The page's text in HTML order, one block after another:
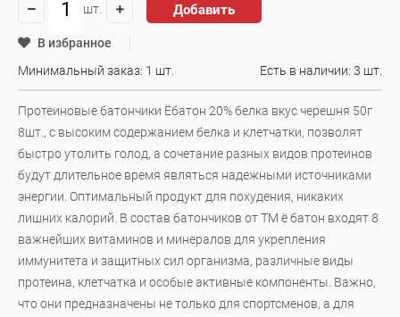
шт. Добавить
В избранное
Минимальный заказ: 1 шт.
Есть в наличии: 3 шт.
Протеиновые батончики Ёбатон 20% белка вкус черешня 50г
8шт., с высоким содержанием белка и клетчатки, позволят
быстро утолить голод, а сочетание разных видов протеинов
будут длительное время являться надежными источниками
энергии. Оптимальный продукт для похудения, никаких
лишних калорий. В состав батончиков от ТМ ё батон входят 8
важнейших витаминов и минералов для укрепления
иммунитета и защитных сил организма, различные виды
протеина, клетчатка и особые активные компоненты. Важно,
что они предназначены не только для спортсменов, а для